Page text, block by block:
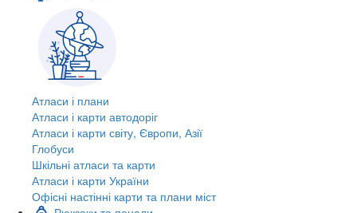
Атласи і плани
Атласи і карти автодоріг
Атласи і карти світу, Європи, Азії
Глобуси
Шкільні атласи та карти
Атласи і карти України
Офісні настінні карти та плани міст